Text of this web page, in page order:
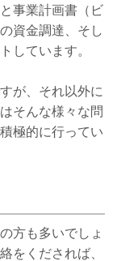
事業計画書（ビ
資金調達、そし
しています。
が、それ以外に
そんな様々な問
極的に行ってい
方も多いでしょ
をくだされば、